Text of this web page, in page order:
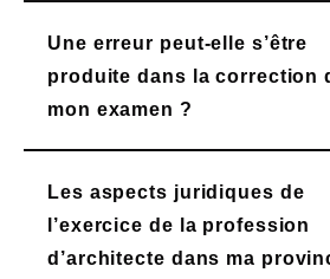
Une erreur peut-elle s’être
produite dans la correction
mon examen ?
Les aspects juridiques de
l’exercice de la profession
d’architecte dans ma